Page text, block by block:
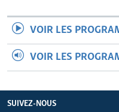
VOIR LES
VOIR LES
SUIVEZ-NOUS